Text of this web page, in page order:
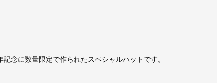
念に数量限定で作られたスペシャルハットです。